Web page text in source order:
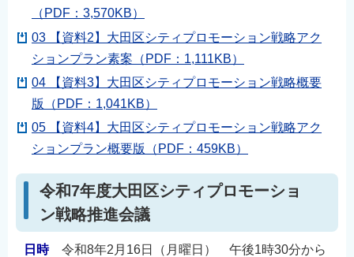
（PDF：3,570KB）
03 【資料2】大田区シティプロモーション戦略アク
ションプラン素案（PDF：1,111KB）
04 【資料3】大田区シティプロモーション戦略概要
版（PDF：1,041KB）
05 【資料4】大田区シティプロモーション戦略アク
ションプラン概要版（PDF：459KB）
令和7年度大田区シティプロモーショ
ン戦略推進会議
日時 令和8年2月16日（月曜日） 午後1時30分から